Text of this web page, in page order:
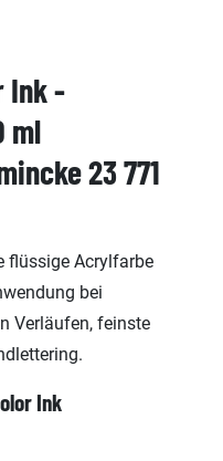
Ink -
ml
23 771
flüssige Acrylfarbe
bei
Verläufen, feinste
Ink